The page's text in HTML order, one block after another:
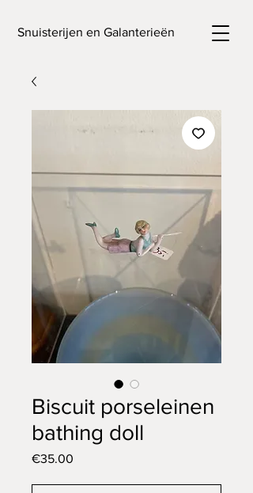
Snuisterijen en Galanterieën
Biscuit porseleinen
bathing doll
€35.00